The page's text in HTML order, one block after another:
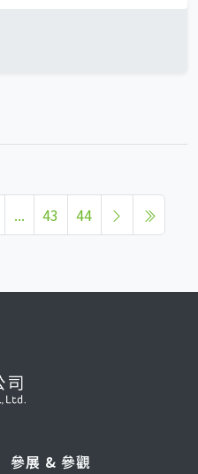
... 43 44
參展 & 參觀